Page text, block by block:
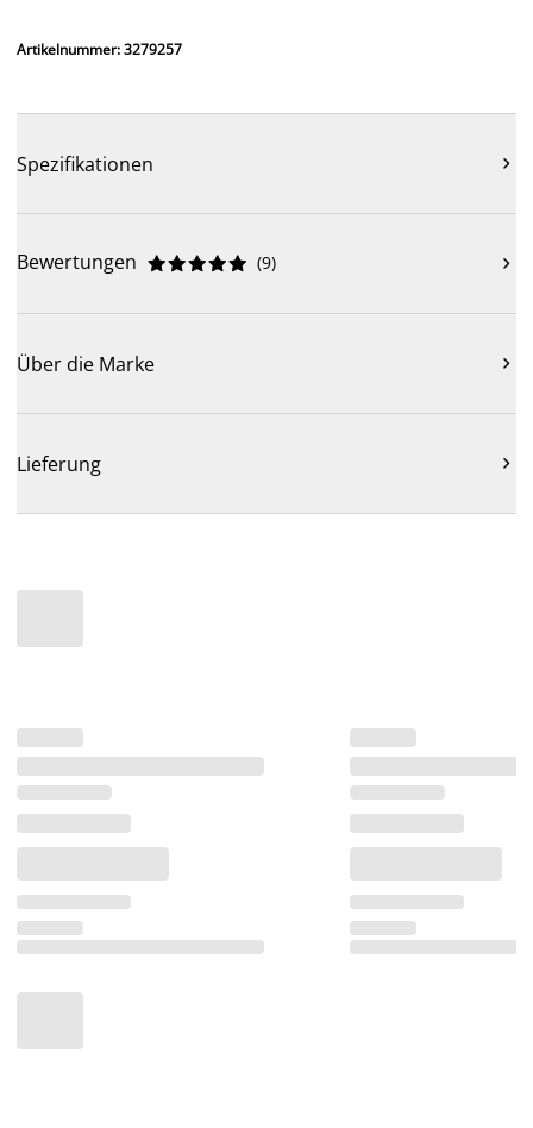
Artikelnummer: 3279257
Spezifikationen 
Bewertungen 




 (9) 
Über die Marke 
Lieferung 